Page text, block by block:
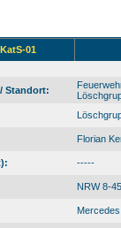
01
Standort:
Florian
-----
NRW 8-